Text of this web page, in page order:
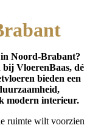
in Noord-Brabant?
bij VloerenBaas, dé
bieden een
modern interieur.
ruimte wilt voorzien